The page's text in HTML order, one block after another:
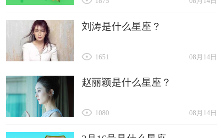
刘涛是什么星座？
08月14日
1651
赵丽颖是什么星座？
08月14日
1080